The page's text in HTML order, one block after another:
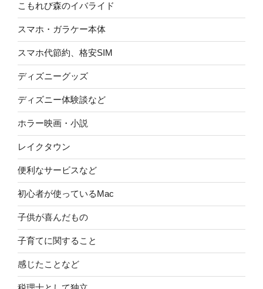
こもれび森のイバライド
スマホ・ガラケー本体
スマホ代節約、格安SIM
ディズニーグッズ
ディズニー体験談など
ホラー映画・小説
レイクタウン
便利なサービスなど
初心者が使っているMac
子供が喜んだもの
子育てに関すること
感じたことなど